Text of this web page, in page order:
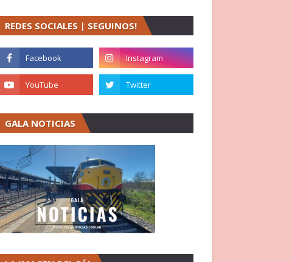
REDES SOCIALES | SEGUINOS!
GALA NOTICIAS